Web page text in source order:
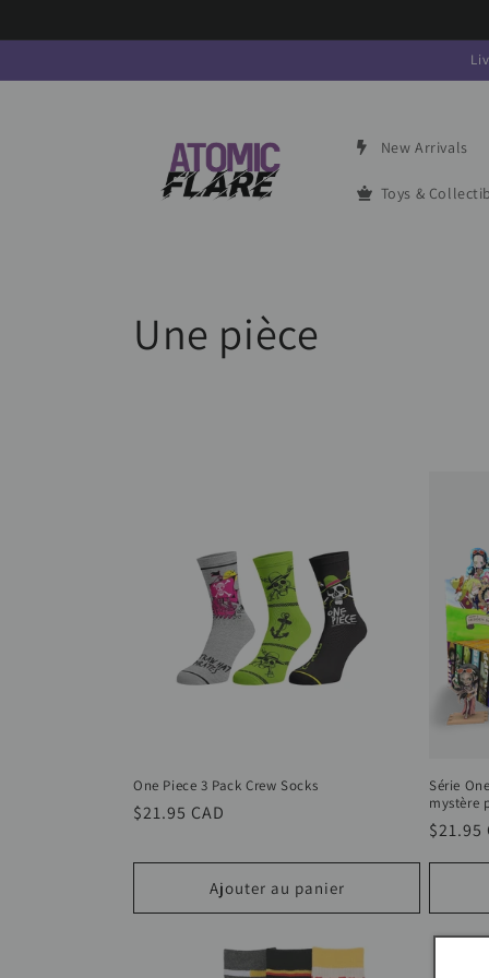
New Arrivals
Toys &
C
o
:
Une pièce
One Piece 3 Pack Crew Socks
Prix
habituel
$21.95 CAD
Ajouter au panier
Série
mystère
Prix
$21.95